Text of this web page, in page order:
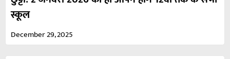
स्कूल
December 29, 2025